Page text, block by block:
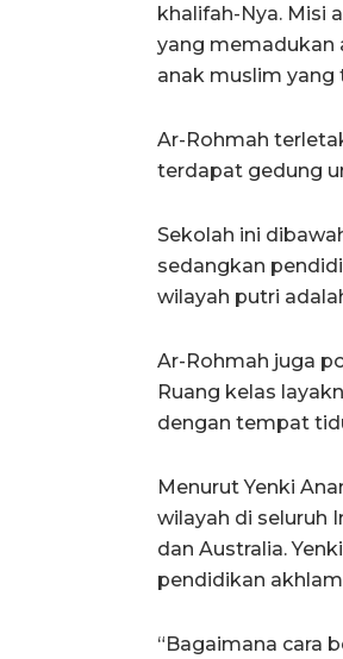
khalifah-Nya. Misi
yang memadukan
anak muslim yang
Ar-Rohmah
terdapat gedung
Sekolah ini
sedangkan
wilayah putri
Ar-Rohmah juga
Ruang kelas
dengan tempat
Menurut Yenki
wilayah di seluruh
dan Australia.
pendidikan
“Bagaimana cara